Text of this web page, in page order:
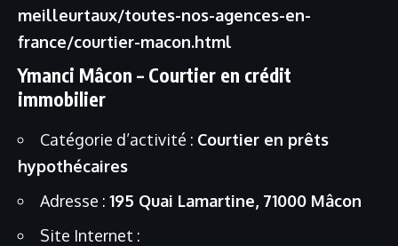
meilleurtaux/toutes-nos-agences-en-
france/courtier-macon.html
Ymanci Mâcon – Courtier en crédit
immobilier
Catégorie d’activité : Courtier en prêts
hypothécaires
Adresse : 195 Quai Lamartine, 71000 Mâcon
Site Internet :